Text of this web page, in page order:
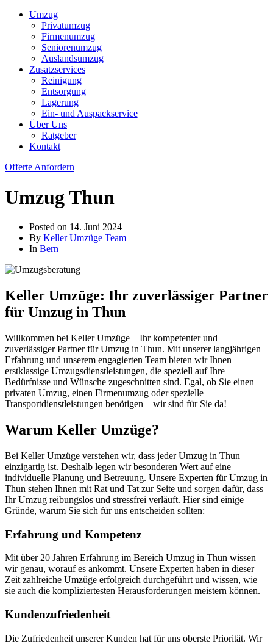
Umzug
Privatumzug
Firmenumzug
Seniorenumzug
Auslandsumzug
Zusatzservices
Reinigung
Entsorgung
Lagerung
Ein- und Auspackservice
Über Uns
Ratgeber
Kontakt
Offerte Anfordern
Umzug Thun
Posted on 14. Juni 2024
By Keller Umzüge Team
In Bern
Keller Umzüge: Ihr zuverlässiger Partner
für Umzug in Thun
Willkommen bei Keller Umzüge – Ihr kompetenter und
zuverlässiger Partner für Umzug in Thun. Mit unserer langjährigen
Erfahrung und unserem engagierten Team bieten wir Ihnen
erstklassige Umzugsdienstleistungen, die speziell auf Ihre
Bedürfnisse und Wünsche zugeschnitten sind. Egal, ob Sie einen
privaten Umzug, einen Firmenumzug oder spezielle
Transportdienstleistungen benötigen – wir sind für Sie da!
Warum Keller Umzüge?
Bei Keller Umzüge verstehen wir, dass jeder Umzug in Thun
einzigartig ist. Deshalb legen wir besonderen Wert auf eine
individuelle Planung und Betreuung. Unsere Experten für Umzug in
Thun stehen Ihnen mit Rat und Tat zur Seite und sorgen dafür, dass
Ihr Umzug reibungslos und stressfrei verläuft. Hier sind einige
Gründe, warum Sie sich für uns entscheiden sollten:
Erfahrung und Kompetenz
Mit über 20 Jahren Erfahrung im Bereich Umzug in Thun wissen
wir genau, worauf es ankommt. Unsere Experten haben in dieser
Zeit zahlreiche Umzüge erfolgreich durchgeführt und wissen, wie
sie auch die kompliziertesten Herausforderungen meistern können.
Kundenzufriedenheit
Die Zufriedenheit unserer Kunden hat für uns oberste Priorität. Wir